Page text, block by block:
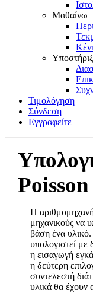
Μαθαίνω
Τιμολόγηση
Σύνδεση
Εγγραφείτε
Poisson
Η
μηχανικούς να
βάση ένα
υπολογιστεί με
η εισαγωγή
η δεύτερη
συντελεστή
υλικά θα έχουν